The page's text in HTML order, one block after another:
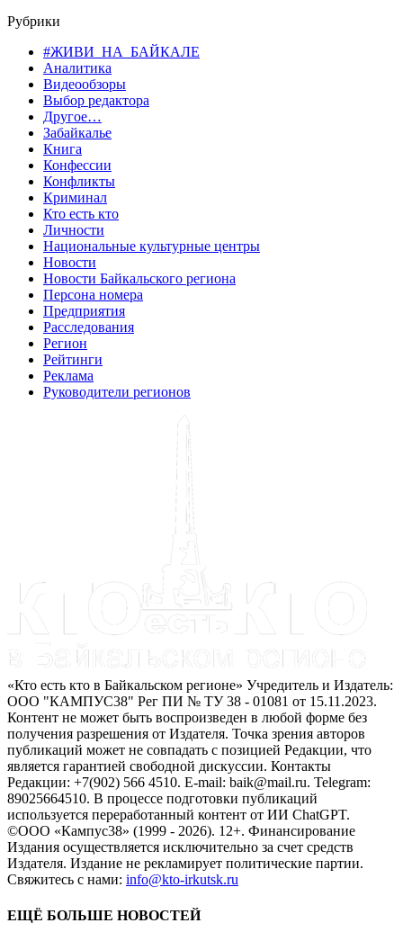
Рубрики
#ЖИВИ_НА_БАЙКАЛЕ
Аналитика
Видеообзоры
Выбор редактора
Другое…
Забайкалье
Книга
Конфессии
Конфликты
Криминал
Кто есть кто
Личности
Национальные культурные центры
Новости
Новости Байкальского региона
Персона номера
Предприятия
Расследования
Регион
Рейтинги
Реклама
Руководители регионов
«Кто есть кто в Байкальском регионе» Учредитель и Издатель:
ООО "КАМПУС38" Рег ПИ № ТУ 38 - 01081 от 15.11.2023.
Контент не может быть воспроизведен в любой форме без
получения разрешения от Издателя. Точка зрения авторов
публикаций может не совпадать с позицией Редакции, что
является гарантией свободной дискуссии. Контакты
Редакции: +7(902) 566 4510. E-mail: baik@mail.ru. Telegram:
89025664510. В процессе подготовки публикаций
используется переработанный контент от ИИ ChatGPT.
©ООО «Кампус38» (1999 - 2026). 12+. Финансирование
Издания осуществляется исключительно за счет средств
Издателя. Издание не рекламирует политические партии.
Свяжитесь с нами: info@kto-irkutsk.ru
ЕЩЁ БОЛЬШЕ НОВОСТЕЙ